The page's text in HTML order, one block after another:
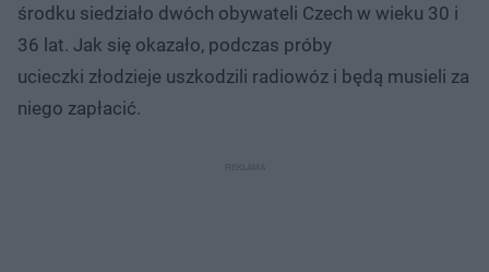
środku siedziało dwóch obywateli Czech w wieku 30 i
36 lat. Jak się okazało, podczas próby
ucieczki złodzieje uszkodzili radiowóz i będą musieli za
niego zapłacić.